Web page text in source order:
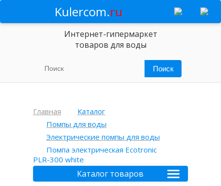
Kulercom.ru
Интернет-гипермаркет
товаров для воды
Главная
Каталог
Помпы для воды
Электрические помпы для воды
Помпа электрическая Ecotronic
PLR-300 white
Каталог товаров